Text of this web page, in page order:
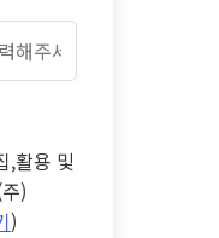
,활용 및
)
)